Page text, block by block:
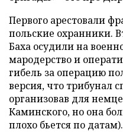
Первого арестовали
польские охранники.
Баха осудили на
мародерство и
гибель за операцию
версия, что трибунал
организовав для
Каминского, но она
плохо бьется по датам).